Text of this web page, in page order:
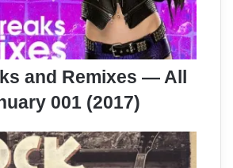
and Remixes — All
001 (2017)